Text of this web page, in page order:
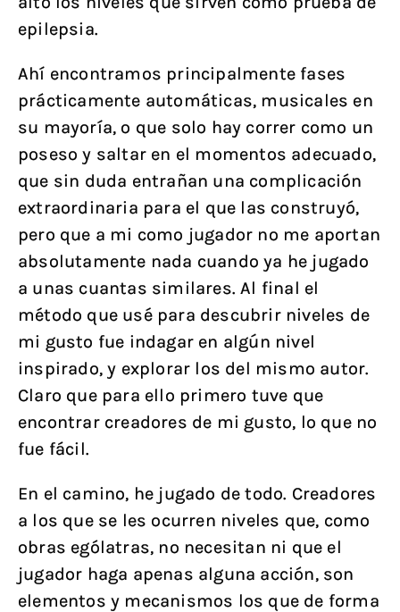
epilepsia.
Ahí encontramos principalmente fases
prácticamente automáticas, musicales en
su mayoría, o que solo hay correr como un
poseso y saltar en el momentos adecuado,
que sin duda entrañan una complicación
extraordinaria para el que las construyó,
pero que a mi como jugador no me aportan
absolutamente nada cuando ya he jugado
a unas cuantas similares. Al final el
método que usé para descubrir niveles de
mi gusto fue indagar en algún nivel
inspirado, y explorar los del mismo autor.
Claro que para ello primero tuve que
encontrar creadores de mi gusto, lo que no
fue fácil.
En el camino, he jugado de todo. Creadores
a los que se les ocurren niveles que, como
obras ególatras, no necesitan ni que el
jugador haga apenas alguna acción, son
elementos y mecanismos los que de forma